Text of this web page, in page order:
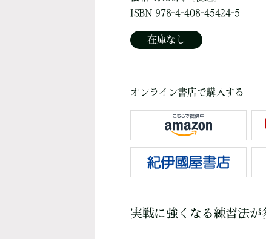
ISBN 978-4-408-45424-5
在庫なし
オンライン書店で購入する
実戦に強くなる練習法が